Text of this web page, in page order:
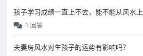
孩子学习成绩一直上不去，能不能从风水上
1 回答
夫妻房风水对生孩子的运势有影响吗？